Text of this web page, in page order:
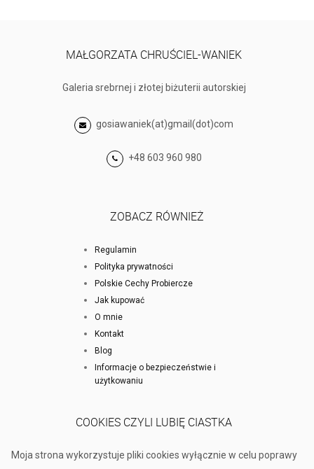
MAŁGORZATA CHRUŚCIEL-WANIEK
Galeria srebrnej i złotej biżuterii autorskiej
gosiawaniek(at)gmail(dot)com
+48 603 960 980
ZOBACZ RÓWNIEŻ
Regulamin
Polityka prywatności
Polskie Cechy Probiercze
Jak kupować
O mnie
Kontakt
Blog
Informacje o bezpieczeństwie i
użytkowaniu
COOKIES CZYLI LUBIĘ CIASTKA
Moja strona wykorzystuje pliki cookies wyłącznie w celu poprawy